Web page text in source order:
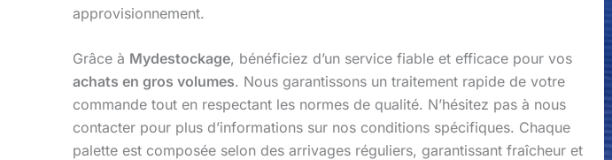
approvisionnement.
Grâce à Mydestockage, bénéficiez d’un service fiable et efficace pour vos
achats en gros volumes. Nous garantissons un traitement rapide de votre
commande tout en respectant les normes de qualité. N’hésitez pas à nous
contacter pour plus d’informations sur nos conditions spécifiques. Chaque
palette est composée selon des arrivages réguliers, garantissant fraîcheur et